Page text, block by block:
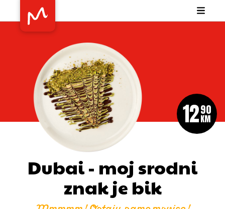
1290
KM
Dubai - moj srodni
znak je bik